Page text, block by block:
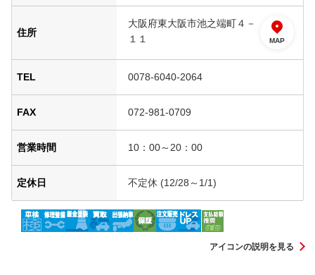
住所
大阪府東大阪市池之端町４－
１１
MAP
TEL 0078-6040-2064
FAX 072-981-0709
営業時間 10：00～20：00
定休日 不定休 (12/28～1/1)
アイコンの説明を見る